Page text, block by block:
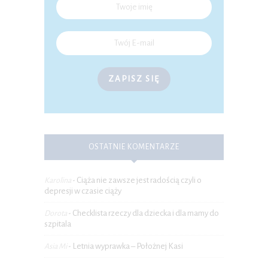
ZAPISZ SIĘ
OSTATNIE KOMENTARZE
Karolina - Ciąża nie zawsze jest radością czyli o
depresji w czasie ciąży
Dorota - Checklista rzeczy dla dziecka i dla mamy do
szpitala
Asia Mi - Letnia wyprawka – Położnej Kasi